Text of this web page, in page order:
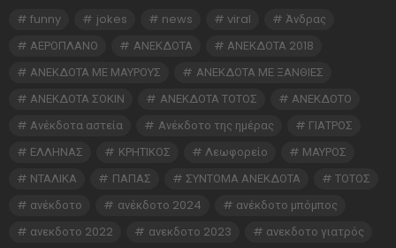
funny jokes news viral
Άνδρας
ΑΕΡΟΠΛΑΝΟ
ΑΝΕΚΔΟΤΑ
ΑΝΕΚΔΟΤΑ 2018
ΑΝΕΚΔΟΤΑ ΜΕ ΜΑΥΡΟΥΣ
ΑΝΕΚΔΟΤΑ ΜΕ ΞΑΝΘΙΕΣ
ΑΝΕΚΔΟΤΑ ΣΟΚΙΝ
ΑΝΕΚΔΟΤΑ ΤΟΤΟΣ
ΑΝΕΚΔΟΤΟ
Ανέκδοτα αστεία
Ανέκδοτο της ημέρας
ΓΙΑΤΡΟΣ
ΕΛΛΗΝΑΣ
ΚΡΗΤΙΚΟΣ Λεωφορείο
ΜΑΥΡΟΣ
ΝΤΑΛΙΚΑ
ΠΑΠΑΣ ΣΥΝΤΟΜΑ ΑΝΕΚΔΟΤΑ
ΤΟΤΟΣ
ανέκδοτο
ανέκδοτο 2024
ανέκδοτο μπόμπος
ανεκδοτο 2022
ανεκδοτο 2023
ανεκδοτο γιατρός